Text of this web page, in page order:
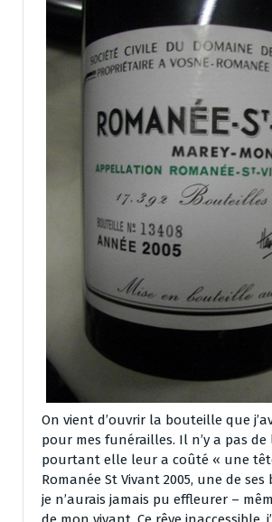
On vient d’ouvrir la bouteille que
pour mes funérailles. Il n’y a pas de
pourtant elle leur a coûté « une
Romanée St Vivant 2005, une de
je n’aurais jamais pu effleurer –